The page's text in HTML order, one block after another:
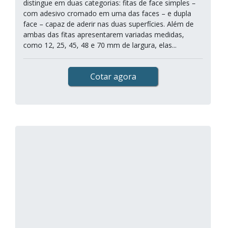
distingue em duas categorias: fitas de face simples –
com adesivo cromado em uma das faces – e dupla
face – capaz de aderir nas duas superfícies. Além de
ambas das fitas apresentarem variadas medidas,
como 12, 25, 45, 48 e 70 mm de largura, elas...
Cotar agora